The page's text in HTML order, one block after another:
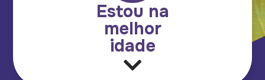
Estou na
melhor
idade